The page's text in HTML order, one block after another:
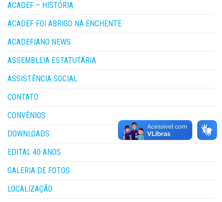
ACADEF – HISTÓRIA
ACADEF FOI ABRIGO NA ENCHENTE
ACADEFIANO NEWS
ASSEMBLEIA ESTATUTÁRIA
ASSISTÊNCIA SOCIAL
CONTATO
CONVÊNIOS
DOWNLOADS
EDITAL 40 ANOS
GALERIA DE FOTOS
LOCALIZAÇÃO